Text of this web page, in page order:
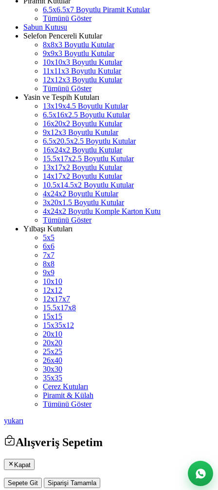
6.5x6.5x7 Boyutlu Piramit Kutular
Tümünü Göster
Sabun Kutusu
Selefon Pencereli Kutular
8x8x3 Boyutlu Kutular
9x9x3 Boyutlu Kutular
10x10x3 Boyutlu Kutular
11x11x3 Boyutlu Kutular
12x12x3 Boyutlu Kutular
Tümünü Göster
Yasin ve Tespih Kutuları
13x19x4.5 Boyutlu Kutular
6.5x16x2.5 Boyutlu Kutular
16x20x2 Boyutlu Kutular
9x12x3 Boyutlu Kutular
6.5x20.5x2.5 Boyutlu Kutular
16x24x2 Boyutlu Kutular
15.5x17x2.5 Boyutlu Kutular
13x17x2 Boyutlu Kutular
14x17x2 Boyutlu Kutular
10.5x14.5x2 Boyutlu Kutular
4x24x2 Boyutlu Kutular
3x20x1.5 Boyutlu Kutular
4x24x2 Boyutlu Komple Karton Kutu
Tümünü Göster
Yılbaşı Kutuları
5x5
6x6
7x7
8x8
9x9
10x10
12x12
12x17x7
15.5x17x8
15x15
15x35x12
20x10
20x20
25x25
26x40
30x30
35x35
Çerez Kutuları
Piramit & Külah
Tümünü Göster
yukarı
Alışveriş Sepetim
Kapat
Sepete Git Siparişi Tamamla